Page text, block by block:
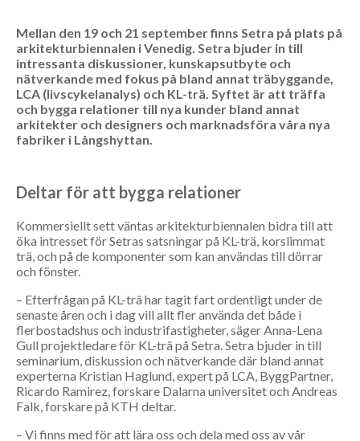
Mellan den 19 och 21 september finns Setra på plats på
arkitekturbiennalen i Venedig. Setra bjuder in till
intressanta diskussioner, kunskapsutbyte och
nätverkande med fokus på bland annat träbyggande,
LCA (livscykelanalys) och KL-trä. Syftet är att träffa
och bygga relationer till nya kunder bland annat
arkitekter och designers och marknadsföra våra nya
fabriker i Långshyttan.
Deltar för att bygga relationer
Kommersiellt sett väntas arkitekturbiennalen bidra till att
öka intresset för Setras satsningar på KL-trä, korslimmat
trä, och på de komponenter som kan användas till dörrar
och fönster.
– Efterfrågan på KL-trä har tagit fart ordentligt under de
senaste åren och i dag vill allt fler använda det både i
flerbostadshus och industrifastigheter, säger Anna-Lena
Gull projektledare för KL-trä på Setra. Setra bjuder in till
seminarium, diskussion och nätverkande där bland annat
experterna Kristian Haglund, expert på LCA, ByggPartner,
Ricardo Ramirez, forskare Dalarna universitet och Andreas
Falk, forskare på KTH deltar.
– Vi finns med för att lära oss och dela med oss av vår